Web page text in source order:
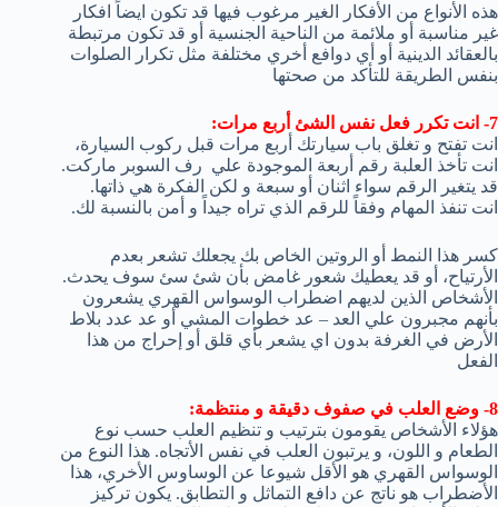
هذه الأنواع من الأفكار الغير مرغوب فيها قد تكون ايضاً افكار
غير مناسبة أو ملائمة من الناحية الجنسية أو قد تكون مرتبطة
بالعقائد الدينية أو أي دوافع أخري مختلفة مثل تكرار الصلوات
بنفس الطريقة للتأكد من صحتها
7- انت تكرر فعل نفس الشئ أربع مرات:
انت تفتح و تغلق باب سيارتك أربع مرات قبل ركوب السيارة،
انت تأخذ العلبة رقم أربعة الموجودة علي رف السوبر ماركت.
قد يتغير الرقم سواء اثنان أو سبعة و لكن الفكرة هي ذاتها.
انت تنفذ المهام وفقاً للرقم الذي تراه جيداً و أمن بالنسبة لك.
كسر هذا النمط أو الروتين الخاص بك يجعلك تشعر بعدم
الأرتياح، أو قد يعطيك شعور غامض بأن شئ سئ سوف يحدث.
الأشخاص الذين لديهم اضطراب الوسواس القهري يشعرون
بأنهم مجبرون علي العد – عد خطوات المشي أو عد عدد بلاط
الأرض في الغرفة بدون اي يشعر بأي قلق أو إحراج من هذا
الفعل
8- وضع العلب في صفوف دقيقة و منتظمة:
هؤلاء الأشخاص يقومون بترتيب و تنظيم العلب حسب نوع
الطعام و اللون، و يرتبون العلب في نفس الأتجاه. هذا النوع من
الوسواس القهري هو الأقل شيوعا عن الوساوس الأخري، هذا
الأضطراب هو ناتج عن دافع التماثل و التطابق. يكون تركيز